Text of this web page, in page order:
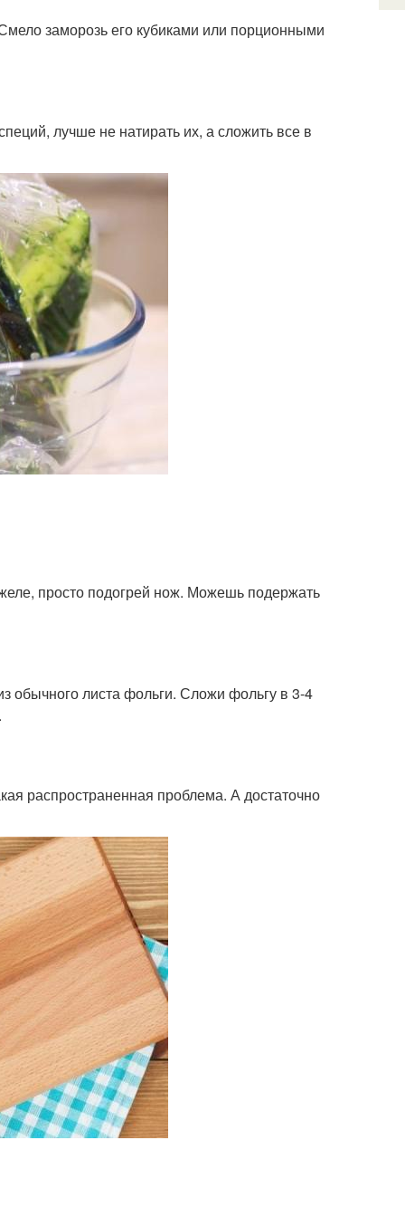
заморозь его кубиками или порционными
лучше не натирать их, а сложить все в
просто подогрей нож. Можешь подержать
обычного листа фольги. Сложи фольгу в 3-4
распространенная проблема. А достаточно